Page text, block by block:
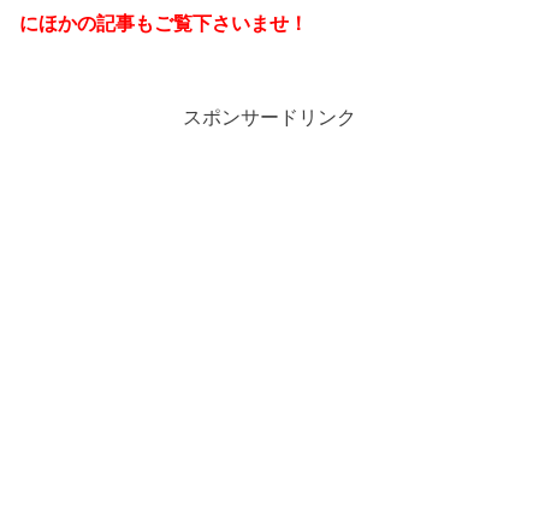
にほかの記事もご覧下さいませ！
スポンサードリンク